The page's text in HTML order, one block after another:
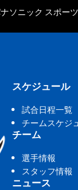
ソニック スポーツ
スケジュール
試合日程一覧
チームスケジ
チーム
選手情報
スタッフ情報
ニュース